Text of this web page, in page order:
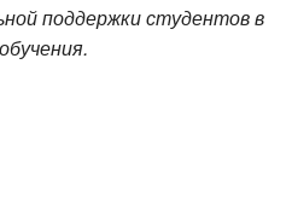
поддержки студентов в